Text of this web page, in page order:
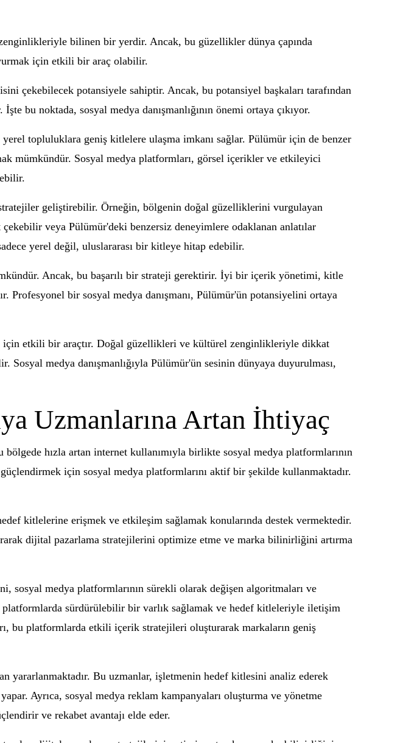
bilinen bir yerdir. Ancak, bu güzellikler dünya çapında
için etkili bir araç olabilir.
çekebilecek potansiyele sahiptir. Ancak, bu potansiyel başkaları tarafından
bu noktada, sosyal medya danışmanlığının önemi ortaya çıkıyor.
topluluklara geniş kitlelere ulaşma imkanı sağlar. Pülümür için de benzer
mümkündür. Sosyal medya platformları, görsel içerikler ve etkileyici
stratejiler geliştirebilir. Örneğin, bölgenin doğal güzelliklerini vurgulayan
veya Pülümür'deki benzersiz deneyimlere odaklanan anlatılar
yerel değil, uluslararası bir kitleye hitap edebilir.
Ancak, bu başarılı bir strateji gerektirir. İyi bir içerik yönetimi, kitle
bir sosyal medya danışmanı, Pülümür'ün potansiyelini ortaya
için etkili bir araçtır. Doğal güzellikleri ve kültürel zenginlikleriyle dikkat
medya danışmanlığıyla Pülümür'ün sesinin dünyaya duyurulması,
Uzmanlarına Artan İhtiyaç
hızla artan internet kullanımıyla birlikte sosyal medya platformlarının
için sosyal medya platformlarını aktif bir şekilde kullanmaktadır.
kitlelerine erişmek ve etkileşim sağlamak konularında destek vermektedir.
dijital pazarlama stratejilerini optimize etme ve marka bilinirliğini artırma
sosyal medya platformlarının sürekli olarak değişen algoritmaları ve
platformlarda sürdürülebilir bir varlık sağlamak ve hedef kitleleriyle iletişim
bu platformlarda etkili içerik stratejileri oluşturarak markaların geniş
yararlanmaktadır. Bu uzmanlar, işletmenin hedef kitlesini analiz ederek
Ayrıca, sosyal medya reklam kampanyaları oluşturma ve yönetme
ve rekabet avantajı elde eder.